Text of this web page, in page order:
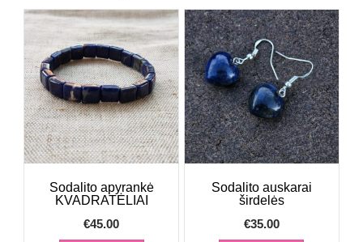
Sodalito apyrankė
KVADRATĖLIAI
€45.00
Sodalito auskarai
širdelės
€35.00